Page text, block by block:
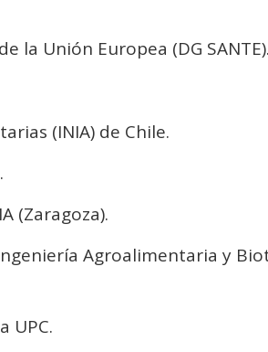
Unión Europea (DG SANTE).
(INIA) de Chile.
(Zaragoza).
Agroalimentaria y
UPC.